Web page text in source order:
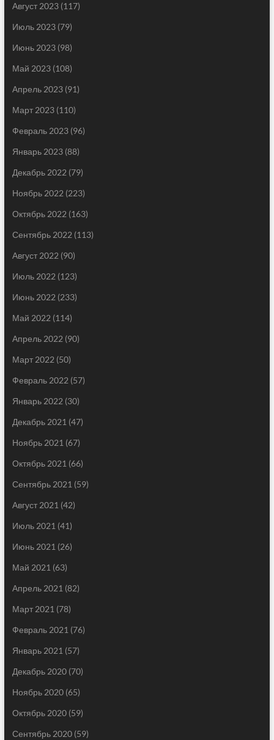
Август 2023(117)
Июль 2023(79)
Июнь 2023(98)
Май 2023(108)
Апрель 2023(91)
Март 2023(110)
Февраль 2023(96)
Январь 2023(88)
Декабрь 2022 (79)
Ноябрь 2022 (223)
Октябрь 2022 (163)
Сентябрь 2022 (113)
Август 2022 (90)
Июль 2022 (123)
Июнь 2022 (233)
Май 2022 (114)
Апрель 2022 (90)
Март 2022 (50)
Февраль 2022 (57)
Январь 2022 (30)
Декабрь 2021 (47)
Ноябрь 2021 (67)
Октябрь 2021 (66)
Сентябрь 2021 (59)
Август 2021 (42)
Июль 2021 (41)
Июнь 2021 (26)
Май 2021 (63)
Апрель 2021 (82)
Март 2021 (78)
Февраль 2021 (76)
Январь 2021 (57)
Декабрь 2020(70)
Ноябрь 2020(65)
Октябрь 2020(59)
Сентябрь 2020(59)